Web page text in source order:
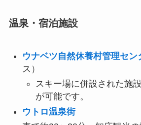
温泉・宿泊施設
ウナベツ自然休養村管理セン
ス）
スキー場に併設された施
が可能です。
ウトロ温泉街